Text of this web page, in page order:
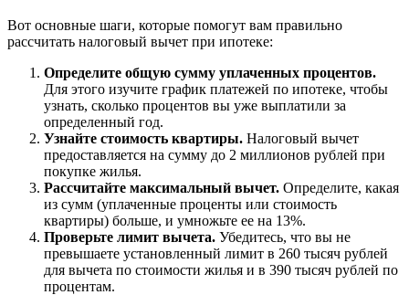
Вот основные шаги, которые помогут вам правильно
рассчитать налоговый вычет при ипотеке:
Определите общую сумму уплаченных процентов.
Для этого изучите график платежей по ипотеке, чтобы
узнать, сколько процентов вы уже выплатили за
определенный год.
Узнайте стоимость квартиры. Налоговый вычет
предоставляется на сумму до 2 миллионов рублей при
покупке жилья.
Рассчитайте максимальный вычет. Определите, какая
из сумм (уплаченные проценты или стоимость
квартиры) больше, и умножьте ее на 13%.
Проверьте лимит вычета. Убедитесь, что вы не
превышаете установленный лимит в 260 тысяч рублей
для вычета по стоимости жилья и в 390 тысяч рублей по
процентам.